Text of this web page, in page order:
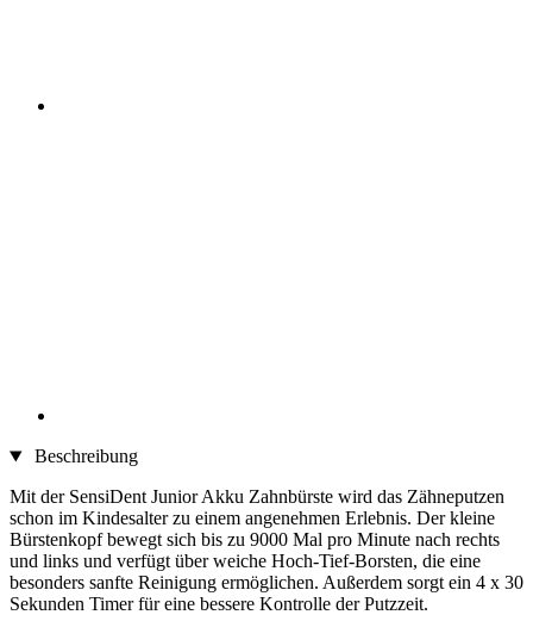
Beschreibung
Mit der SensiDent Junior Akku Zahnbürste wird das Zähneputzen
schon im Kindesalter zu einem angenehmen Erlebnis. Der kleine
Bürstenkopf bewegt sich bis zu 9000 Mal pro Minute nach rechts
und links und verfügt über weiche Hoch-Tief-Borsten, die eine
besonders sanfte Reinigung ermöglichen. Außerdem sorgt ein 4 x 30
Sekunden Timer für eine bessere Kontrolle der Putzzeit.